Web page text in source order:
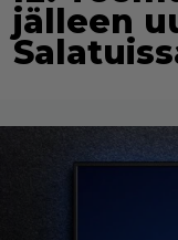
jälleen